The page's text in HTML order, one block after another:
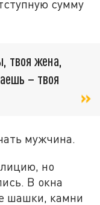
сумму
твоя жена,
– твоя
мужчина.
но
В окна
шашки, камни